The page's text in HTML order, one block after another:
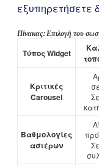
εξυπηρετήσετε
Πίνακας: Επιλογή του
Τύπος Widget
Κριτικές
Carousel
Βαθμολογίες
αστέρων